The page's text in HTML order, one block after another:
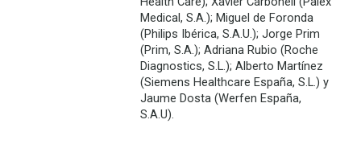
Medical, S.A.); Miguel de Foronda
(Philips Ibérica, S.A.U.); Jorge Prim
(Prim, S.A.); Adriana Rubio (Roche
Diagnostics, S.L.); Alberto Martínez
(Siemens Healthcare España, S.L.) y
Jaume Dosta (Werfen España,
S.A.U).